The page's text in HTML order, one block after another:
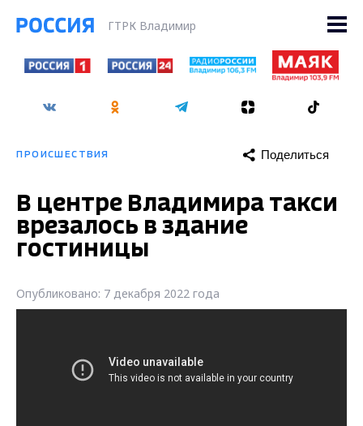
ГТРК Владимир
ПРОИСШЕСТВИЯ Поделиться
В центре Владимира такси
врезалось в здание
гостиницы
Опубликовано: 7 декабря 2022 года